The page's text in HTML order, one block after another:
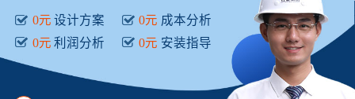
0元 设计方案 0元 成本分析
0元 利润分析 0元 安装指导